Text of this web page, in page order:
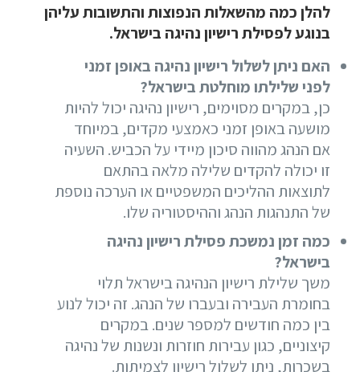
להלן כמה מהשאלות הנפוצות והתשובות עליהן
בנוגע לפסילת רישיון נהיגה בישראל.
האם ניתן לשלול רישיון נהיגה באופן זמני
לפני שלילתו מוחלטת בישראל?
כן, במקרים מסוימים, רישיון נהיגה יכול להיות
מושעה באופן זמני כאמצעי מקדים, במיוחד
אם הנהג מהווה סיכון מיידי על הכביש. השעיה
זו יכולה להקדים שלילה מלאה בהתאם
לתוצאות ההליכים המשפטיים או הערכה נוספת
של התנהגות הנהג וההיסטוריה שלו.
כמה זמן נמשכת פסילת רישיון נהיגה
בישראל?
משך שלילת רישיון הנהיגה בישראל תלוי
בחומרת העבירה ובעברו של הנהג. זה יכול לנוע
בין כמה חודשים למספר שנים. במקרים
קיצוניים, כגון עבירות חוזרות ונשנות של נהיגה
בשכרות, ניתן לשלול רישיון לצמיתות.